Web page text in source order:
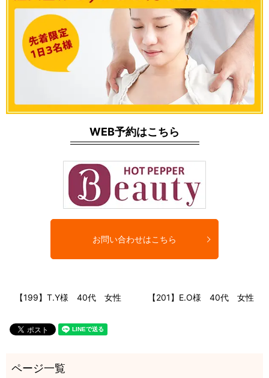
WEB予約はこちら
お問い合わせはこちら
【199】T.Y様 40代 女性 【201】E.O様 40代 女性